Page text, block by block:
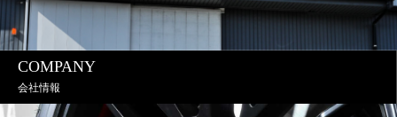
COMPANY
会社情報